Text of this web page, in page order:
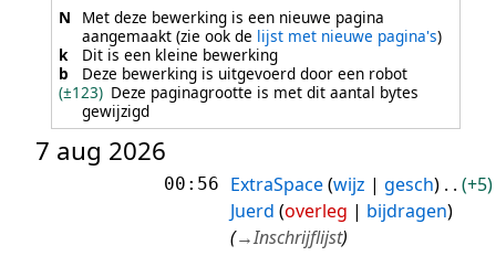
N
Met deze bewerking is een nieuwe pagina
aangemaakt (zie ook de lijst met nieuwe pagina's)
k
Dit is een kleine bewerking
b
Deze bewerking is uitgevoerd door een robot
(±123) Deze paginagrootte is met dit aantal bytes
gewijzigd
7 aug 2026
00:56 ExtraSpace wijz gesch
+5
Juerd overleg
bijdragen
(→Inschrijflijst)